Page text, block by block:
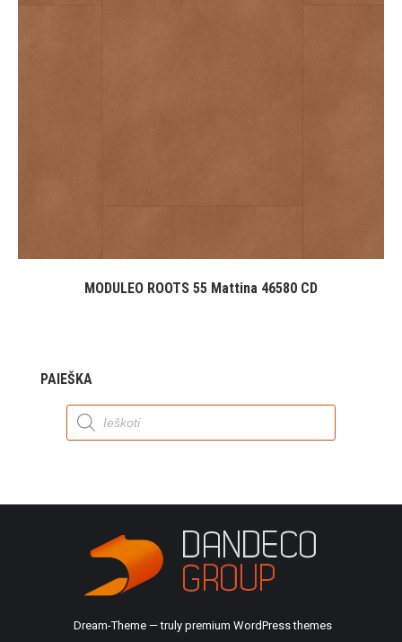
MODULEO ROOTS 55 Mattina 46580 CD
PAIEŠKA
Products
search
Dream-Theme — truly premium WordPress themes